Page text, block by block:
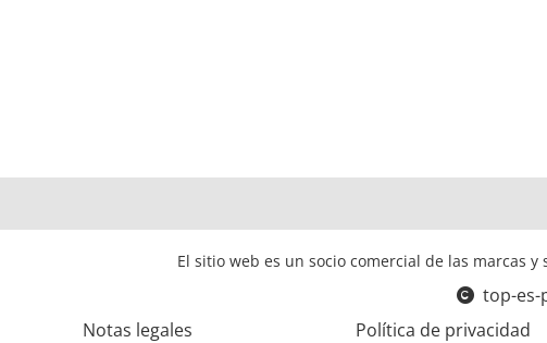
El sitio web es un socio comercial de las marcas
top-es-
Notas legales
Política de privacidad